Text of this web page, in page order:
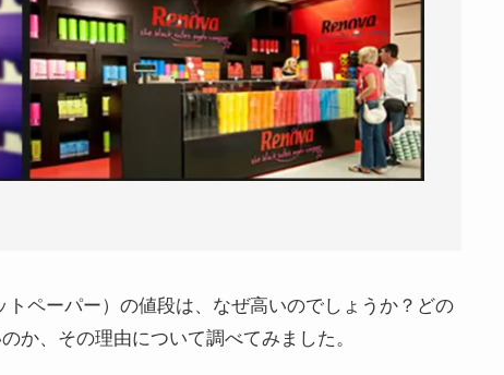
ペーパー）の値段は、なぜ高いのでしょうか？どの
か、その理由について調べてみました。